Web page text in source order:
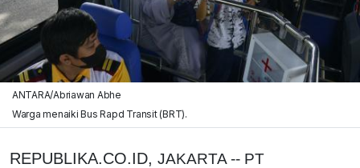
ANTARA/Abriawan Abhe
Warga menaiki Bus Rapd Transit (BRT).
REPUBLIKA.CO.ID, JAKARTA -- PT